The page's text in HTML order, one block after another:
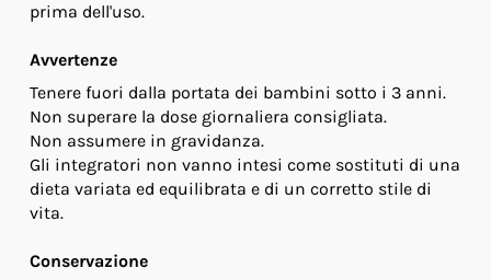
prima dell'uso.
Avvertenze
Tenere fuori dalla portata dei bambini sotto i 3 anni.
Non superare la dose giornaliera consigliata.
Non assumere in gravidanza.
Gli integratori non vanno intesi come sostituti di una
dieta variata ed equilibrata e di un corretto stile di
vita.
Conservazione